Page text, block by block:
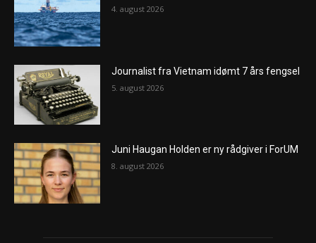
4. august 2026
Journalist fra Vietnam idømt 7 års fengsel
5. august 2026
Juni Haugan Holden er ny rådgiver i ForUM
8. august 2026